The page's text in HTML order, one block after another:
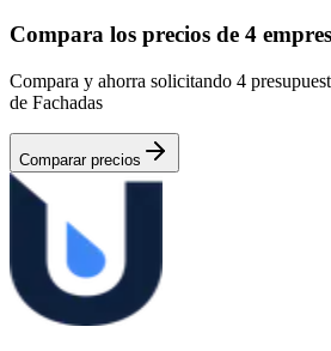
Compara los precios de 4
Compara y ahorra solicitando 4
de Fachadas
Comparar precios